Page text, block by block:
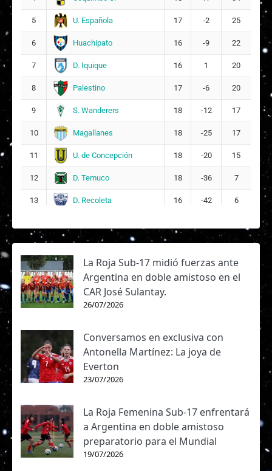
5 U. Española 17 -2 25
6 Huachipato 16 -9 22
7 D. Iquique 16 1 20
8 Palestino 17 -6 20
9 S. Wanderers 18 -12 17
10 Magallanes 18 -25 17
11 U. de Concepción 18 -20 15
12 D. Temuco 18 -36 7
13 D. Recoleta 16 -42 6
La Roja Sub-17 midió fuerzas ante
Argentina en doble amistoso en el
CAR José Sulantay.
26/07/2026
Conversamos en exclusiva con
Antonella Martínez: La joya de
Everton
23/07/2026
La Roja Femenina Sub-17 enfrentará
a Argentina en doble amistoso
preparatorio para el Mundial
19/07/2026